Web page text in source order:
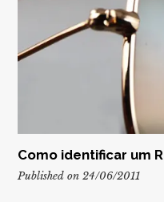
Como identificar um
Published on 24/06/2011